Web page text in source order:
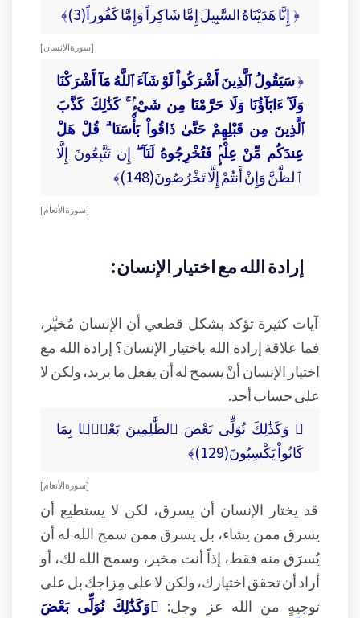
﴿ إِنَّا هَدَيْنَاهُ السَّبِيلَ إِمَّا شَاكِراً وَإِمَّا كَفُوراً(3)﴾
[ سورة الإنسان ]
﴿سَيَقُولُ ٱلَّذِينَ أَشْرَكُواْ لَوْ شَآءَ ٱللَّهُ مَآ أَشْرَكْنَا
وَلَآ ءَابَآؤُنَا وَلَا حَرَّمْنَا مِن شَىْءٍۢ ۚ كَذَٰلِكَ كَذَّبَ
ٱلَّذِينَ مِن قَبْلِهِمْ حَتَّىٰ ذَاقُواْ بَأْسَنَا ۗ قُلْ هَلْ
عِندَكُم مِّنْ عِلْمٍۢ فَتُخْرِجُوهُ لَنَآ ۖ إِن تَتَّبِعُونَ إِلَّا
ٱلظَّنَّ وَإِنْ أَنتُمْ إِلَّا تَخْرُصُونَ(148)﴾
[ سورة الأنعام ]
إرادة الله مع اختيار الإنسان:
آيات كثيرة تؤكد بشكل قطعي أن الإنسان مُخيَّر،
فما علاقة إرادة الله باختيار الإنسان؟ إرادة الله مع
اختيار الإنسان أنْ يسمح له أن يفعل ما يريد، ولكن لا
على حساب أحد.
﴿ وَكَذَٰلِكَ نُوَلِّى بَعْضَ ٱلظَّٰلِمِينَ بَعْضًۢا بِمَا
كَانُواْ يَكْسِبُونَ(129)﴾
[ سورة الأنعام ]
قد يختار الإنسان أن يسرق، لكن لا يستطيع أن
يسرق ممن يشاء، بل يسرق ممن سمح الله له أن
يُسرَق منه فقط، إذاً أنت مخير، وسمح الله لك، أو
أراد أن تحقق اختيارك، ولكن لا على مِزاجك بل على
توجيهٍ من الله عز وجل: ﴿وَكَذَٰلِكَ نُوَلِّى بَعْضَ